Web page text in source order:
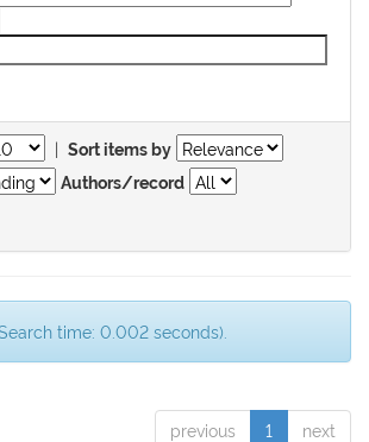
| Sort items by
Authors/record
time: 0.002 seconds).
previous 1 next